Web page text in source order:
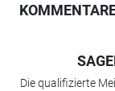
Die qualifizierte